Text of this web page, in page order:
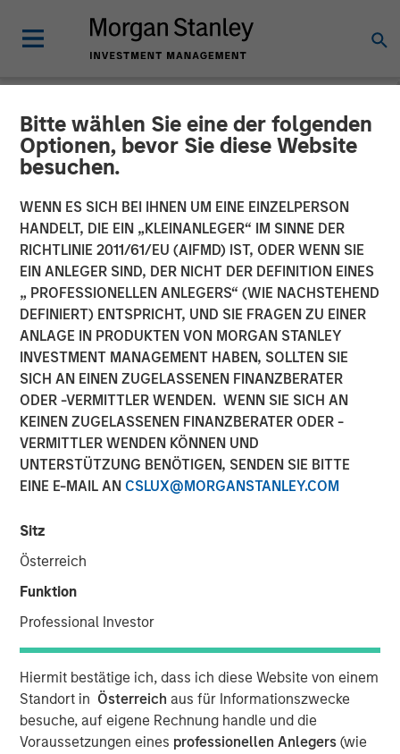
Bitte wählen Sie eine der folgenden
Optionen, bevor Sie diese Website
besuchen.
WENN ES SICH BEI IHNEN UM EINE EINZELPERSON
HANDELT, DIE EIN „KLEINANLEGER“ IM SINNE DER
RICHTLINIE 2011/61/EU (AIFMD) IST, ODER WENN SIE
EIN ANLEGER SIND, DER NICHT DER DEFINITION EINES
„ PROFESSIONELLEN ANLEGERS“ (WIE NACHSTEHEND
DEFINIERT) ENTSPRICHT, UND SIE FRAGEN ZU EINER
ANLAGE IN PRODUKTEN VON MORGAN STANLEY
INVESTMENT MANAGEMENT HABEN, SOLLTEN SIE
SICH AN EINEN ZUGELASSENEN FINANZBERATER
ODER -VERMITTLER WENDEN. WENN SIE SICH AN
KEINEN ZUGELASSENEN FINANZBERATER ODER -
VERMITTLER WENDEN KÖNNEN UND
UNTERSTÜTZUNG BENÖTIGEN, SENDEN SIE BITTE
EINE E-MAIL AN CSLUX@MORGANSTANLEY.COM
Sitz
Österreich
Funktion
Professional Investor
Hiermit bestätige ich, dass ich diese Website von einem
Standort in Österreich aus für Informationszwecke
besuche, auf eigene Rechnung handle und die
Voraussetzungen eines professionellen Anlegers(wie
NEWSROOM
Morgan Stanley Private
Equity Asia, Profex and
Korres Reach Investment
Agreement
27 DEZEMBER 2017
HONG KONG — November 27, 2017
Investment funds managed by Morgan Stanley Private
Stanley Investment Management, Profex Inc. (“
specialty distributor of dermo-cosmetic products in the
shareholder of KORRES S.A. NATURAL PRODUCTS
KORRES) informed KORRES and they all announce the
Giorgos Korres and certain members of his
family have agreed to contribute (contribution in
kind) to Nissos Holdings (CY) Ltd., (“Nissos
is currently wholly owned by Giorgos Korres, shares